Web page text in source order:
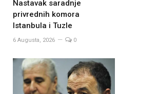
Nastavak saradnje
privrednih komora
Istanbula i Tuzle
6 Augusta, 2026 0